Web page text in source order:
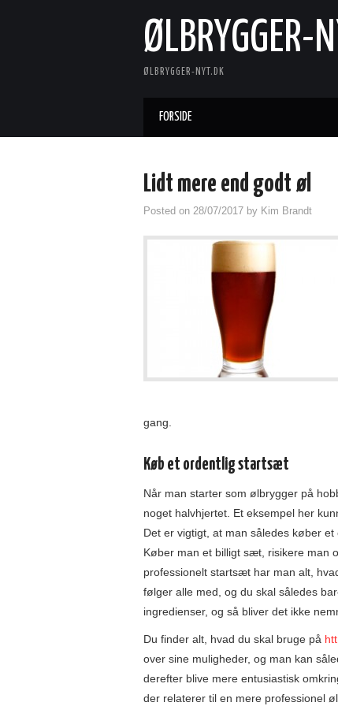
ØLBRYGGER-
ØLBRYGGER-NYT.DK
FORSIDE
Lidt mere end godt øl
Posted on 28/07/2017 by Kim Brandt
gang.
Køb et ordentlig startsæt
Når man starter som ølbrygger på
noget halvhjertet. Et eksempel her
Det er vigtigt, at man således køber
Køber man et billigt sæt, risikere man
professionelt startsæt har man alt,
følger alle med, og du skal således
ingredienser, og så bliver det ikke
Du finder alt, hvad du skal bruge på
over sine muligheder, og man kan
derefter blive mere entusiastisk
der relaterer til en mere professionel